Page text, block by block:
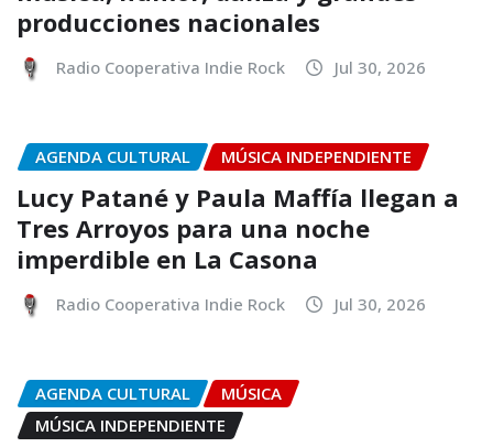
producciones nacionales
Radio Cooperativa Indie Rock Jul 30, 2026
AGENDA CULTURAL MÚSICA INDEPENDIENTE
Lucy Patané y Paula Maffía llegan a
Tres Arroyos para una noche
imperdible en La Casona
Radio Cooperativa Indie Rock Jul 30, 2026
AGENDA CULTURAL
MÚSICA
MÚSICA INDEPENDIENTE